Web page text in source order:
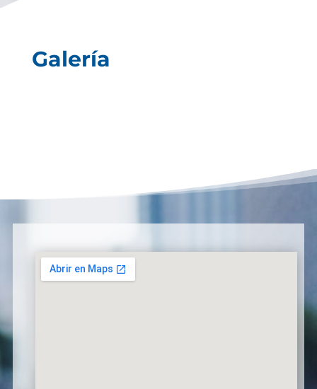
Galería